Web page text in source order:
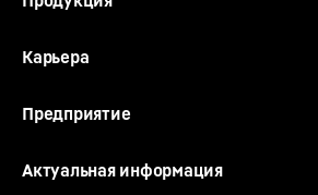
Карьера
Предприятие
Актуальная информация